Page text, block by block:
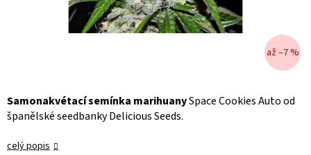
Samonakvétací semínka marihuanySpace Cookies Auto od
španělské seedbanky Delicious Seeds.
celý popis
až –7 %